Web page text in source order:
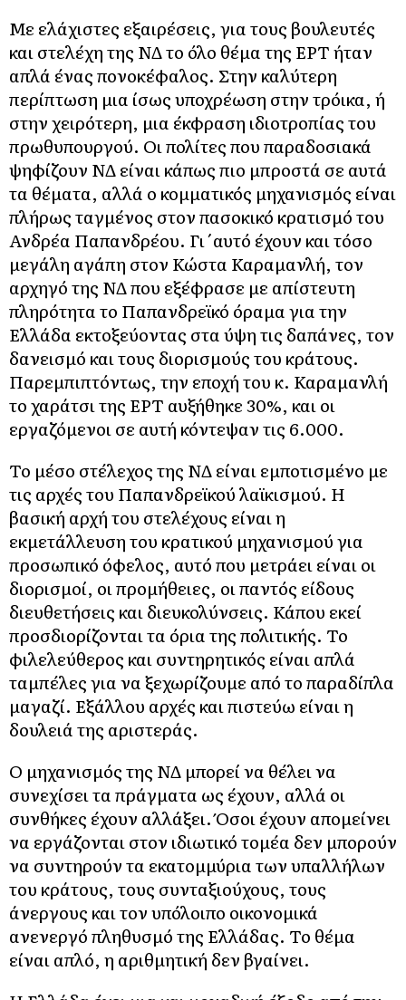
Με ελάχιστες εξαιρέσεις, για τους βουλευτές
και στελέχη της ΝΔ το όλο θέμα της ΕΡΤ ήταν
απλά ένας πονοκέφαλος. Στην καλύτερη
περίπτωση μια ίσως υποχρέωση στην τρόικα, ή
στην χειρότερη, μια έκφραση ιδιοτροπίας του
πρωθυπουργού. Οι πολίτες που παραδοσιακά
ψηφίζουν ΝΔ είναι κάπως πιο μπροστά σε αυτά
τα θέματα, αλλά ο κομματικός μηχανισμός είναι
πλήρως ταγμένος στον πασοκικό κρατισμό του
Ανδρέα Παπανδρέου. Γι΄αυτό έχουν και τόσο
μεγάλη αγάπη στον Κώστα Καραμανλή, τον
αρχηγό της ΝΔ που εξέφρασε με απίστευτη
πληρότητα το Παπανδρεϊκό όραμα για την
Ελλάδα εκτοξεύοντας στα ύψη τις δαπάνες, τον
δανεισμό και τους διορισμούς του κράτους.
Παρεμπιπτόντως, την εποχή του κ. Καραμανλή
το χαράτσι της ΕΡΤ αυξήθηκε 30%, και οι
εργαζόμενοι σε αυτή κόντεψαν τις 6.000.
Το μέσο στέλεχος της ΝΔ είναι εμποτισμένο με
τις αρχές του Παπανδρεϊκού λαϊκισμού. Η
βασική αρχή του στελέχους είναι η
εκμετάλλευση του κρατικού μηχανισμού για
προσωπικό όφελος, αυτό που μετράει είναι οι
διορισμοί, οι προμήθειες, οι παντός είδους
διευθετήσεις και διευκολύνσεις. Κάπου εκεί
προσδιορίζονται τα όρια της πολιτικής. Το
φιλελεύθερος και συντηρητικός είναι απλά
ταμπέλες για να ξεχωρίζουμε από το παραδίπλα
μαγαζί. Εξάλλου αρχές και πιστεύω είναι η
δουλειά της αριστεράς.
Ο μηχανισμός της ΝΔ μπορεί να θέλει να
συνεχίσει τα πράγματα ως έχουν, αλλά οι
συνθήκες έχουν αλλάξει. Όσοι έχουν απομείνει
να εργάζονται στον ιδιωτικό τομέα δεν μπορούν
να συντηρούν τα εκατομμύρια των υπαλλήλων
του κράτους, τους συνταξιούχους, τους
άνεργους και τον υπόλοιπο οικονομικά
ανενεργό πληθυσμό της Ελλάδας. Το θέμα
είναι απλό, η αριθμητική δεν βγαίνει.